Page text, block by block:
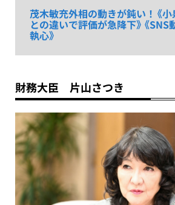
茂木敏充外相の動きが鈍い！《
との違いで評価が急降下》《
執心》
財務大臣 片山さつき